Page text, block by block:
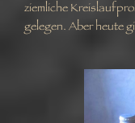
ziemliche
gelegen. Aber heute